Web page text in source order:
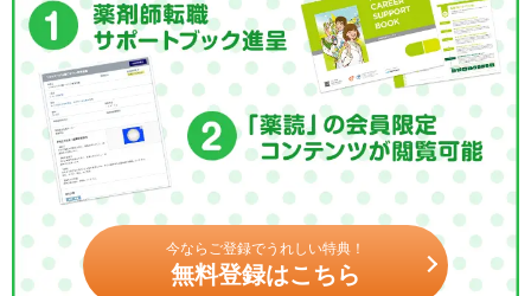
今ならご登録でうれしい特典！
無料登録はこちら